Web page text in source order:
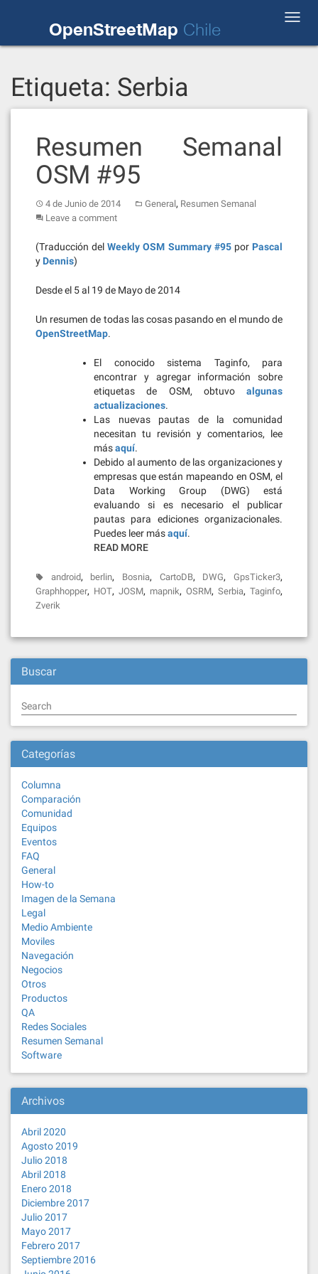
OpenStreetMap Chile
Etiqueta: Serbia
Resumen Semanal
OSM #95
4 de Junio de 2014 General, Resumen Semanal
Leave a comment
(Traducción delWeekly OSM Summary #95por Pascal
y Dennis)
Desde el 5 al 19 de Mayo de 2014
Un resumen de todas las cosas pasando en el mundo de
OpenStreetMap.
El conocido sistema Taginfo, para
encontrar y agregar información sobre
etiquetas de OSM, obtuvo algunas
actualizaciones.
Las nuevas pautas de la comunidad
necesitan tu revisión y comentarios, lee
másaquí.
Debido al aumento de las organizaciones y
empresas que están mapeando en OSM, el
Data Working Group (DWG) está
evaluando si es necesario el publicar
pautas para ediciones organizacionales.
Puedes leer másaquí.
READ MORE
android, berlin, Bosnia, CartoDB, DWG,GpsTicker3,
Graphhopper, HOT, JOSM, mapnik, OSRM, Serbia, Taginfo,
Zverik
Buscar
Search
Categorías
Columna
Comparación
Comunidad
Equipos
Eventos
FAQ
General
How-to
Imagen de la Semana
Legal
Medio Ambiente
Moviles
Navegación
Negocios
Otros
Productos
QA
Redes Sociales
Resumen Semanal
Software
Archivos
Abril 2020
Agosto 2019
Julio 2018
Abril 2018
Enero 2018
Diciembre 2017
Julio 2017
Mayo 2017
Febrero 2017
Septiembre 2016